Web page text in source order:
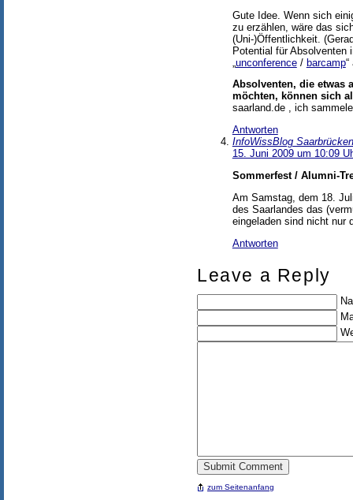
Gute Idee. Wenn sich
zu erzählen, wäre das
(Uni-)Öffentlichkeit.
Potential für Absolventen
unconference/ barcamp
Absolventen, die etwas
möchten, können sich
saarland.de , ich
Antworten
InfoWissBlog
15. Juni 2009 um 10:09
Sommerfest / Alumni-
Am Samstag, dem 18.
des Saarlandes das
eingeladen sind nicht nur
Antworten
Leave a Reply
zum Seitenanfang